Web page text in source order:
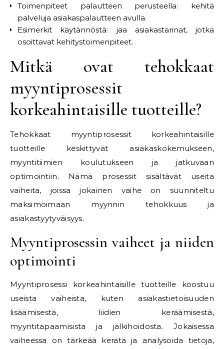
Toimenpiteet palautteen perusteella: kehitä
palveluja asiakaspalautteen avulla.
Esimerkit käytännöstä: jaa asiakastarinat, jotka
osoittavat kehitystoimenpiteet.
Mitkä ovat tehokkaat
myyntiprosessit
korkeahintaisille tuotteille?
Tehokkaat myyntiprosessit korkeahintaisille
tuotteille keskittyvät asiakaskokemukseen,
myyntitiimien koulutukseen ja jatkuvaan
optimointiin. Nämä prosessit sisältävät useita
vaiheita, joissa jokainen vaihe on suunniteltu
maksimoimaan myynnin tehokkuus ja
asiakastyytyväisyys.
Myyntiprosessin vaiheet ja niiden
optimointi
Myyntiprosessi korkeahintaisille tuotteille koostuu
useista vaiheista, kuten asiakastietoisuuden
lisäämisestä, liidien keräämisestä,
myyntitapaamisista ja jälkihoidosta. Jokaisessa
vaiheessa on tärkeää kerätä ja analysoida tietoja,